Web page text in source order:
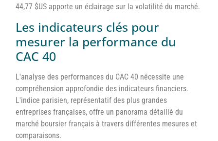
44,77 $US apporte un éclairage sur la volatilité du marché.
Les indicateurs clés pour
mesurer la performance du
CAC 40
L'analyse des performances du CAC 40 nécessite une
compréhension approfondie des indicateurs financiers.
L'indice parisien, représentatif des plus grandes
entreprises françaises, offre un panorama détaillé du
marché boursier français à travers différentes mesures et
comparaisons.